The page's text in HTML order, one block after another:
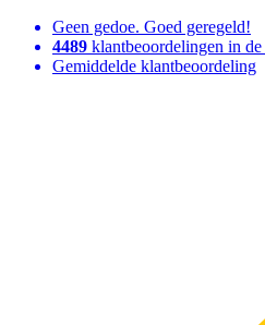
Geen gedoe. Goed geregeld!
4489 klantbeoordelingen in de
Gemiddelde klantbeoordeling